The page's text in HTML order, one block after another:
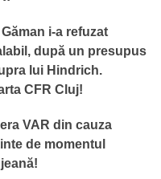
i-a refuzat
după un presupus
lui Hindrich.
CFR Cluj!
VAR din cauza
de momentul